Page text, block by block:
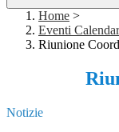
Home >
Eventi
Riunione
Notizie